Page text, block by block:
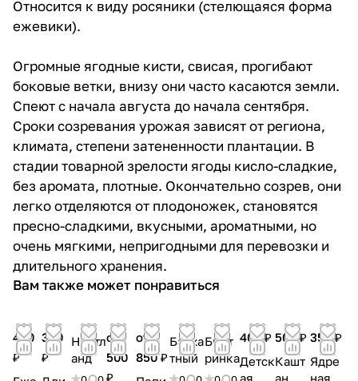
Относится к виду росяники (стелющаяся форма
ежевики).
Огромные ягодные кисти, свисая, прогибают
боковые ветки, внизу они часто касаются земли.
Спеют с начала августа до начала сентября.
Сроки созревания урожая зависят от региона,
климата, степени затененности плантации. В
стадии товарной зрелости ягоды кисло-сладкие,
без аромата, плотные. Окончательно созрев, они
легко отделяются от плодоножек, становятся
пресно-сладкими, вкусными, ароматными, но
очень мягкими, непригодными для перевозки и
длительного хранения.
Вам также может понравиться
450
₽
350
₽
Нортл
анд
от
500
₽
от
850 ₽
Барха
тный
Быст
ринка
400 ₽
Детск
ая
500 ₽
Кашт
ан
350 ₽
Ядре
ная